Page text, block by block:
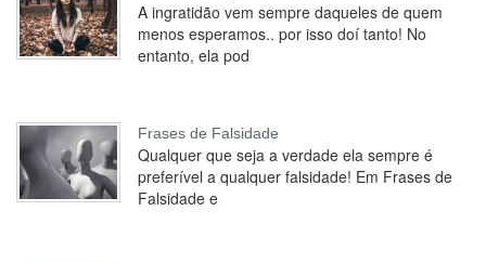
A ingratidão vem sempre daqueles de quem
menos esperamos.. por isso doí tanto! No
entanto, ela pod
Frases de Falsidade
Qualquer que seja a verdade ela sempre é
preferível a qualquer falsidade! Em Frases de
Falsidade e